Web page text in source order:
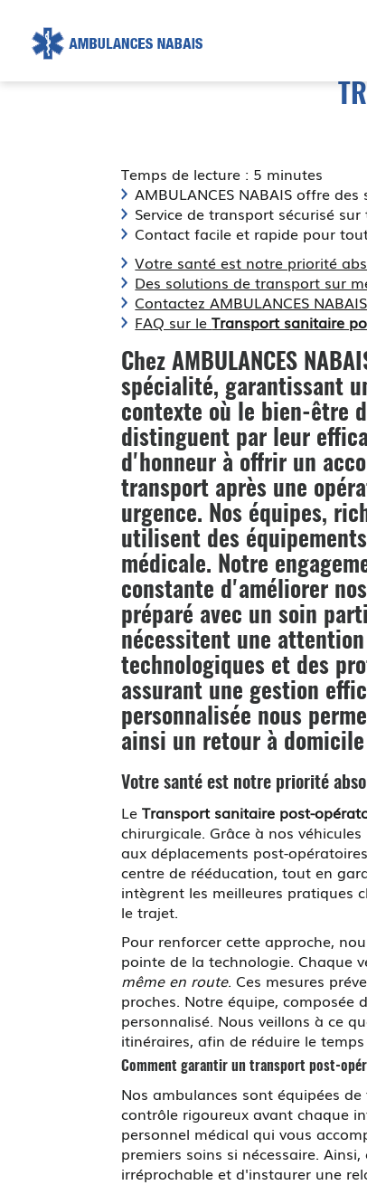
NABAIS
Temps de lecture : 5 minutes
AMBULANCES NABAIS offre
Service de transport sécurisé
Contact facile et rapide pour
Votre santé est notre priorité
Des solutions de transport sur
Contactez AMBULANCES
FAQ sur leTransport sanitaire
Chez AMBULANCES
spécialité, garantissant
contexte où le bien-être
distinguent par leur
d'honneur à offrir un
transport après une
urgence. Nos équipes,
utilisent des
médicale. Notre
constante d'améliorer
préparé avec un soin
nécessitent une
technologiques et des
assurant une gestion
personnalisée nous
ainsi un retour à
Votre santé est notre priorité
LeTransport sanitaire post-
chirurgicale. Grâce à nos
aux déplacements post-
centre de rééducation, tout en
intègrent les meilleures pratiques
le trajet.
Pour renforcer cette approche,
pointe de la technologie. Chaque
même en route. Ces mesures
proches. Notre équipe,
personnalisé. Nous veillons à ce
itinéraires, afin de réduire le
Comment garantir un transport post-
Nos ambulances sont équipées
contrôle rigoureux avant chaque
personnel médical qui vous
premiers soins si nécessaire.
irréprochable et d'instaurer une